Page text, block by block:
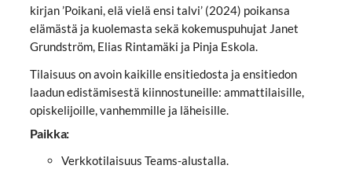
kirjan ’Poikani, elä vielä ensi talvi’ (2024) poikansa
elämästä ja kuolemasta sekä kokemuspuhujat Janet
Grundström, Elias Rintamäki ja Pinja Eskola.
Tilaisuus on avoin kaikille ensitiedosta ja ensitiedon
laadun edistämisestä kiinnostuneille: ammattilaisille,
opiskelijoille, vanhemmille ja läheisille.
Paikka:
Verkkotilaisuus Teams-alustalla.